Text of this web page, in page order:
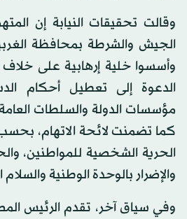
وقالت تحقيقات النيابة إن
الجيش والشرطة بمحافظة
وأسسوا خلية إرهابية على
الدعوة إلى تعطيل أحكام
مؤسسات الدولة والسلطات
كما تضمنت لائحة الاتهام، بحسب
الحرية الشخصية للمواطنين،
والإضرار بالوحدة الوطنية
وفي سياق آخر، تقدم الرئيس